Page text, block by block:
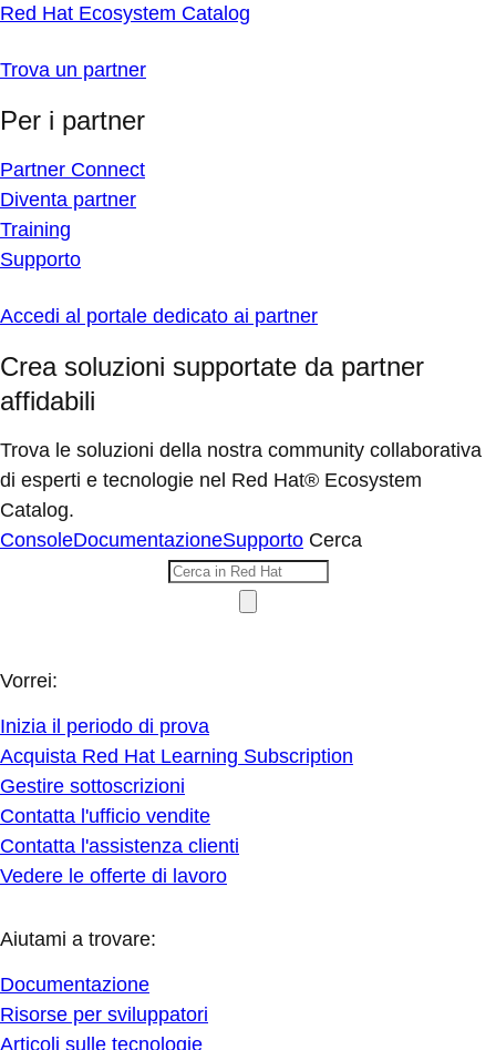
Red Hat Ecosystem Catalog
Trova un partner
Per i partner
Partner Connect
Diventa partner
Training
Supporto
Accedi al portale dedicato ai partner
Crea soluzioni supportate da partner
affidabili
Trova le soluzioni della nostra community collaborativa
di esperti e tecnologie nel Red Hat® Ecosystem
Catalog.
ConsoleDocumentazioneSupporto Cerca
Vorrei:
Inizia il periodo di prova
Acquista Red Hat Learning Subscription
Gestire sottoscrizioni
Contatta l'ufficio vendite
Contatta l'assistenza clienti
Vedere le offerte di lavoro
Aiutami a trovare:
Documentazione
Risorse per sviluppatori
Articoli sulle tecnologie